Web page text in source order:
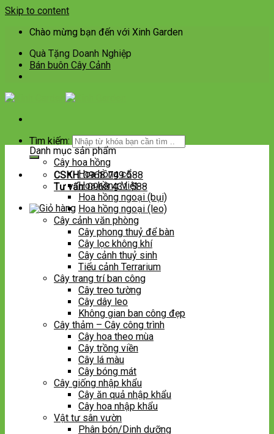
Skip to content
Chào mừng bạn đến với Xinh Garden
Quà Tặng Doanh Nghiệp
Bán buôn Cây Cảnh
Tìm kiếm:
CSKH:0968 749 588
Tư vấn:0968 431 588
Danh mục sản phẩm
Cây hoa hồng
Hoa hồng cổ
Hoa hồng Việt
Hoa hồng ngoại (bụi)
Hoa hồng ngoại (leo)
Cây cảnh văn phòng
Cây phong thuỷ để bàn
Cây lọc không khí
Cây cảnh thuỷ sinh
Tiểu cảnh Terrarium
Cây trang trí ban công
Cây treo tường
Cây dây leo
Không gian ban công đẹp
Cây thảm – Cây công trình
Cây hoa theo mùa
Cây trồng viền
Cây lá màu
Cây bóng mát
Cây giống nhập khẩu
Cây ăn quả nhập khẩu
Cây hoa nhập khẩu
Vật tư sân vườn
Phân bón/Dinh dưỡng